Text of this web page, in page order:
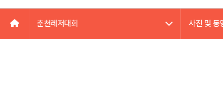
춘천레저대회 사진 및 동